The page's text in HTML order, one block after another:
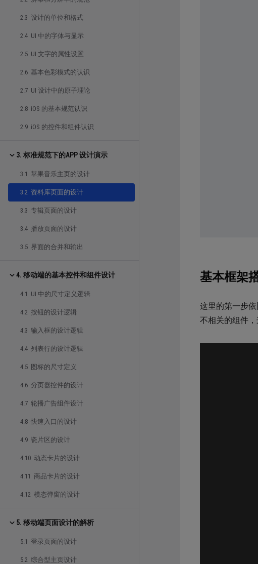
2.3 设计的单位和格式
2.4 UI 中的字体与显示
2.5 UI 文字的属性设置
2.6 基本色彩模式的认识
2.7 UI 设计中的原子理论
2.8 iOS 的基本规范认识
2.9 iOS 的控件和组件认识
3. 标准规范下的APP 设计演示
3.1 苹果音乐主页的设计
3.2 资料库页面的设计
3.3 专辑页面的设计
3.4 播放页面的设计
3.5 界面的合并和输出
4. 移动端的基本控件和组件设计
4.1 UI 中的尺寸定义逻辑
4.2 按钮的设计逻辑
4.3 输入框的设计逻辑
4.4 列表行的设计逻辑
4.5 图标的尺寸定义
4.6 分页器控件的设计
4.7 轮播广告组件设计
4.8 快速入口的设计
4.9 瓷片区的设计
4.10 动态卡片的设计
4.11 商品卡片的设计
4.12 模态弹窗的设计
5. 移动端页面设计的解析
5.1 登录页面的设计
5.2 综合型主页设计
基本框架
这里的第一步
不相关的组件，